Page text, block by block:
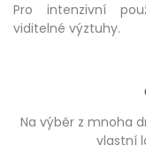
Pro intenzivní
viditelné výztuhy.
Na výběr z mnoha
vlastní